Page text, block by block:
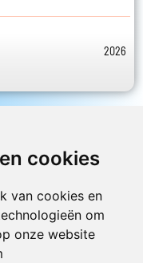
cookies
van cookies en
om
onze website
2026